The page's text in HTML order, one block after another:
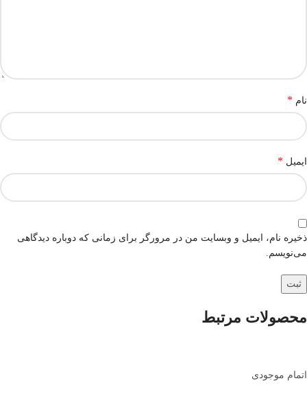
نام *
ایمیل *
ذخیره نام، ایمیل و وبسایت من در مرورگر برای زمانی که دوباره دیدگاهی
می‌نویسم.
محصولات مرتبط
اتمام موجودی